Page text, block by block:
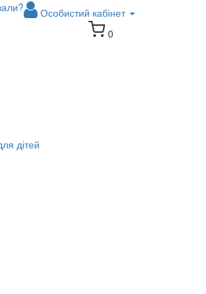
Особистий кабінет
0
дітей